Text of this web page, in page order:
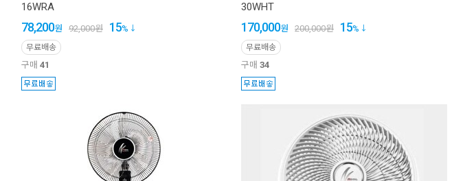
16WRA
78,200원 92,000원 15%
무료배송
구매 41
30WHT
170,000원 200,000원 15%
무료배송
구매 34